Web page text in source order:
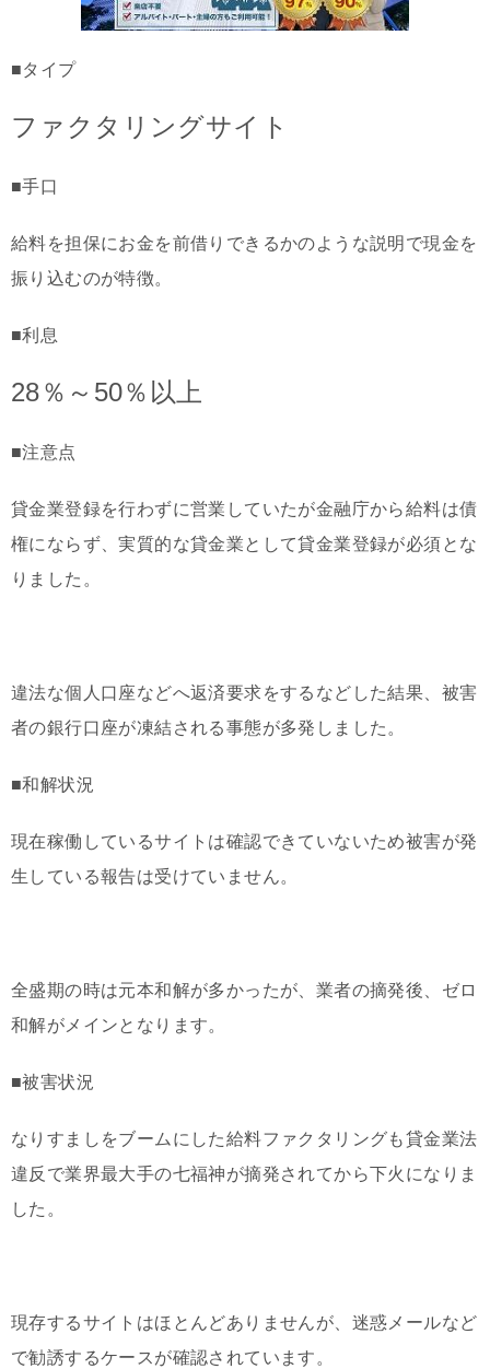
■タイプ
ファクタリングサイト
■手口
給料を担保にお金を前借りできるかのような説明で現金を
振り込むのが特徴。
■利息
28％～50％以上
■注意点
貸金業登録を行わずに営業していたが金融庁から給料は債
権にならず、実質的な貸金業として貸金業登録が必須とな
りました。
違法な個人口座などへ返済要求をするなどした結果、被害
者の銀行口座が凍結される事態が多発しました。
■和解状況
現在稼働しているサイトは確認できていないため被害が発
生している報告は受けていません。
全盛期の時は元本和解が多かったが、業者の摘発後、ゼロ
和解がメインとなります。
■被害状況
なりすましをブームにした給料ファクタリングも貸金業法
違反で業界最大手の七福神が摘発されてから下火になりま
した。
現存するサイトはほとんどありませんが、迷惑メールなど
で勧誘するケースが確認されています。